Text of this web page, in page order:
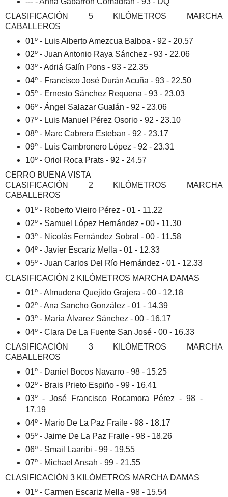
CLASIFICACIÓN 5 KILÓMETROS MARCHA
CABALLEROS
01º - Luis Alberto Amezcua Balboa - 92 - 20.57
02º - Juan Antonio Raya Sánchez - 93 - 22.06
03º - Adriá Galín Pons - 93 - 22.35
04º - Francisco José Durán Acuña - 93 - 22.50
05º - Ernesto Sánchez Requena - 93 - 23.03
06º - Ángel Salazar Gualán - 92 - 23.06
07º - Luis Manuel Pérez Osorio - 92 - 23.10
08º - Marc Cabrera Esteban - 92 - 23.17
09º - Luis Cambronero López - 92 - 23.31
10º - Oriol Roca Prats - 92 - 24.57
CERRO BUENA VISTA
CLASIFICACIÓN 2 KILÓMETROS MARCHA
CABALLEROS
01º - Roberto Vieiro Pérez - 01 - 11.22
02º - Samuel López Hernández - 00 - 11.30
03º - Nicolás Fernández Sobral - 00 - 11.58
04º - Javier Escariz Mella - 01 - 12.33
05º - Juan Carlos Del Río Hernández - 01 - 12.33
CLASIFICACIÓN 2 KILÓMETROS MARCHA DAMAS
01º - Almudena Quejido Grajera - 00 - 12.18
02º - Ana Sancho González - 01 - 14.39
03º - María Álvarez Sánchez - 00 - 16.17
04º - Clara De La Fuente San José - 00 - 16.33
CLASIFICACIÓN 3 KILÓMETROS MARCHA
CABALLEROS
01º - Daniel Bocos Navarro - 98 - 15.25
02º - Brais Prieto Espiño - 99 - 16.41
03º - José Francisco Rocamora Pérez - 98 -
17.19
04º - Mario De La Paz Fraile - 98 - 18.17
05º - Jaime De La Paz Fraile - 98 - 18.26
06º - Smail Laaribi - 99 - 19.55
07º - Michael Ansah - 99 - 21.55
CLASIFICACIÓN 3 KILÓMETROS MARCHA DAMAS
01º - Carmen Escariz Mella - 98 - 15.54